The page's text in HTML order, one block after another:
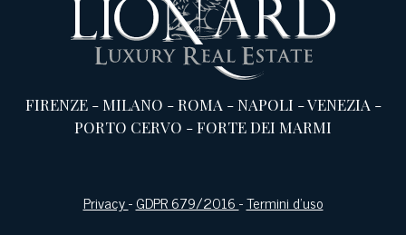
FIRENZE-MILANO -ROMA -NAPOLI -VENEZIA -
PORTO CERVO -FORTE DEI MARMI
Privacy-GDPR 679/2016-Termini d’uso